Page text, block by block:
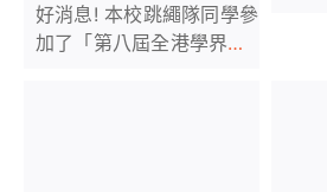
好消息! 本校跳繩隊同學參
加了「第八屆全港學界跳